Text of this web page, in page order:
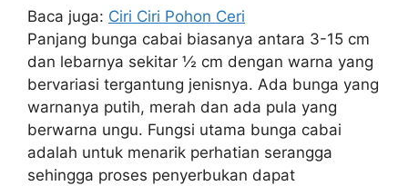
Baca juga: Ciri Ciri Pohon Ceri
Panjang bunga cabai biasanya antara 3-15 cm
dan lebarnya sekitar ½ cm dengan warna yang
bervariasi tergantung jenisnya. Ada bunga yang
warnanya putih, merah dan ada pula yang
berwarna ungu. Fungsi utama bunga cabai
adalah untuk menarik perhatian serangga
sehingga proses penyerbukan dapat